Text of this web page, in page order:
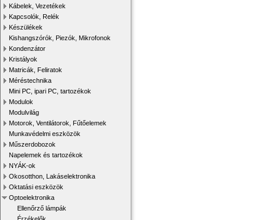
Kábelek, Vezetékek
Kapcsolók, Relék
Készülékek
Kishangszórók, Piezók, Mikrofonok
Kondenzátor
Kristályok
Matricák, Feliratok
Méréstechnika
Mini PC, ipari PC, tartozékok
Modulok
Modulvilág
Motorok, Ventilátorok, Fűtőelemek
Munkavédelmi eszközök
Műszerdobozok
Napelemek és tartozékok
NYÁK-ok
Okosotthon, Lakáselektronika
Oktatási eszközök
Optoelektronika
Ellenőrző lámpák